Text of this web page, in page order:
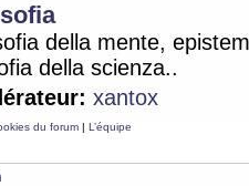
della mente,
della scienza..
xantox
du forum | L’équipe